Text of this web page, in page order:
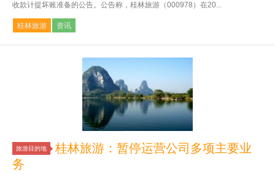
收款计提坏账准备的公告。公告称，桂林旅游（000978）在20...
桂林旅游 资讯
旅游目的地
桂林旅游：暂停运营公司多项主要业
务